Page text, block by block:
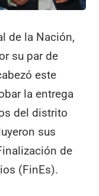
de la Nación,
su par de
este
la entrega
del distrito
sus
de
(FinEs).